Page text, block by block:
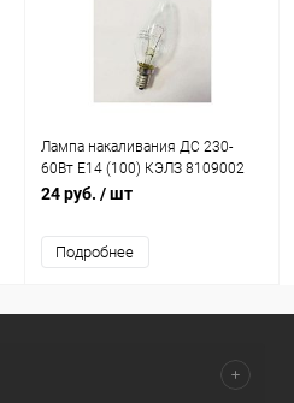
Лампа накаливания ДС 230-
60Вт E14 (100) КЭЛЗ 8109002
24 руб. / шт
Подробнее